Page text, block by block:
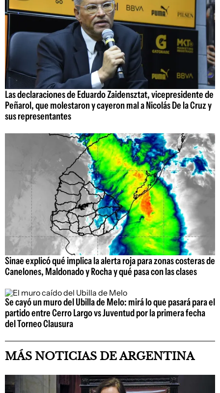
Las declaraciones de Eduardo Zaidensztat, vicepresidente de
Peñarol, que molestaron y cayeron mal a Nicolás De la Cruz y
sus representantes
Sinae explicó qué implica la alerta roja para zonas costeras de
Canelones, Maldonado y Rocha y qué pasa con las clases
Se cayó un muro del Ubilla de Melo: mirá lo que pasará para el
partido entre Cerro Largo vs Juventud por la primera fecha
del Torneo Clausura
MÁS NOTICIAS DE ARGENTINA